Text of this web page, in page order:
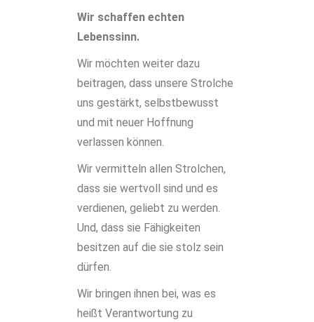
Wir schaffen echten
Lebenssinn.
Wir möchten weiter dazu
beitragen, dass unsere Strolche
uns gestärkt, selbstbewusst
und mit neuer Hoffnung
verlassen können.
Wir vermitteln allen Strolchen,
dass sie wertvoll sind und es
verdienen, geliebt zu werden.
Und, dass sie Fähigkeiten
besitzen auf die sie stolz sein
dürfen.
Wir bringen ihnen bei, was es
heißt Verantwortung zu